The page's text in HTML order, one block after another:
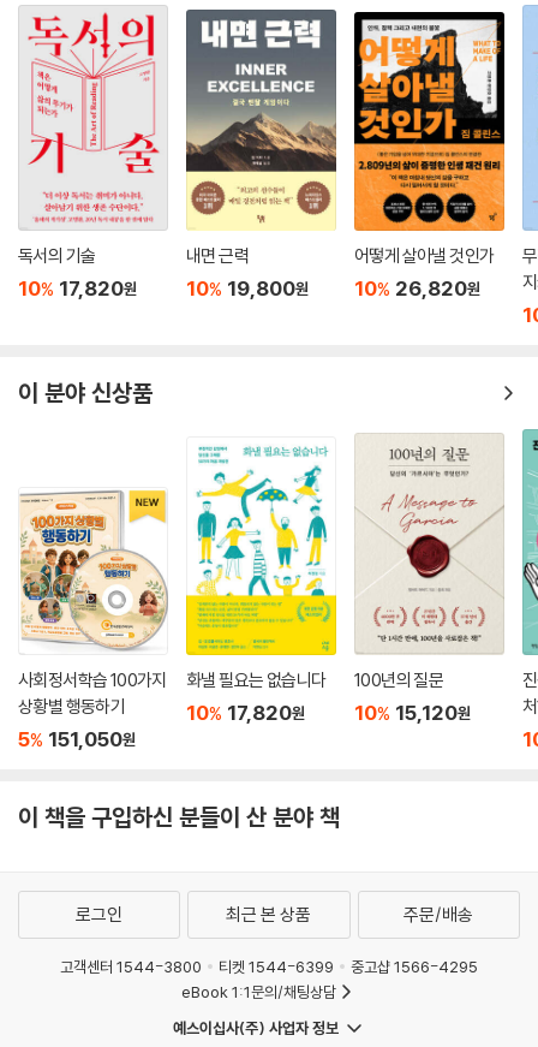
독서의 기술
10% 17,820원
내면 근력
10% 19,800원
어떻게 살아낼 것인가
10% 26,820원
이 분야 신상품
사회정서학습 100가지
상황별 행동하기
5% 151,050원
화낼 필요는 없습니다
10% 17,820원
100년의 질문
10% 15,120원
이 책을 구입하신 분들이 산 분야 책
로그인 최근 본 상품 주문/배송
고객센터 1544-3800 티켓 1544-6399
중고샵 1566-4295
eBook 1:1문의/채팅상담
예스이십사(주) 사업자 정보